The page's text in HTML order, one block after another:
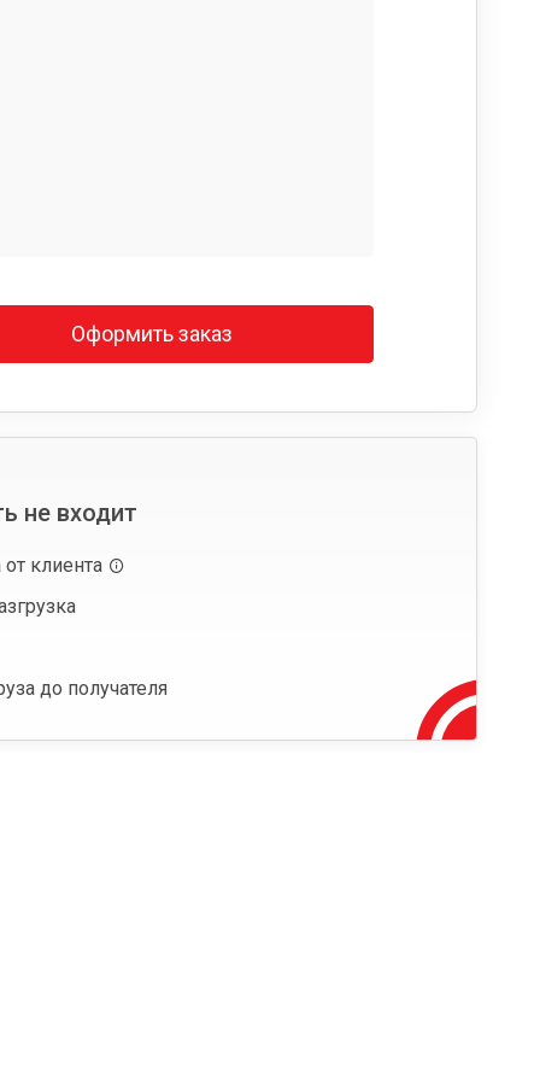
Оформить заказ
не входит
от клиента
до получателя